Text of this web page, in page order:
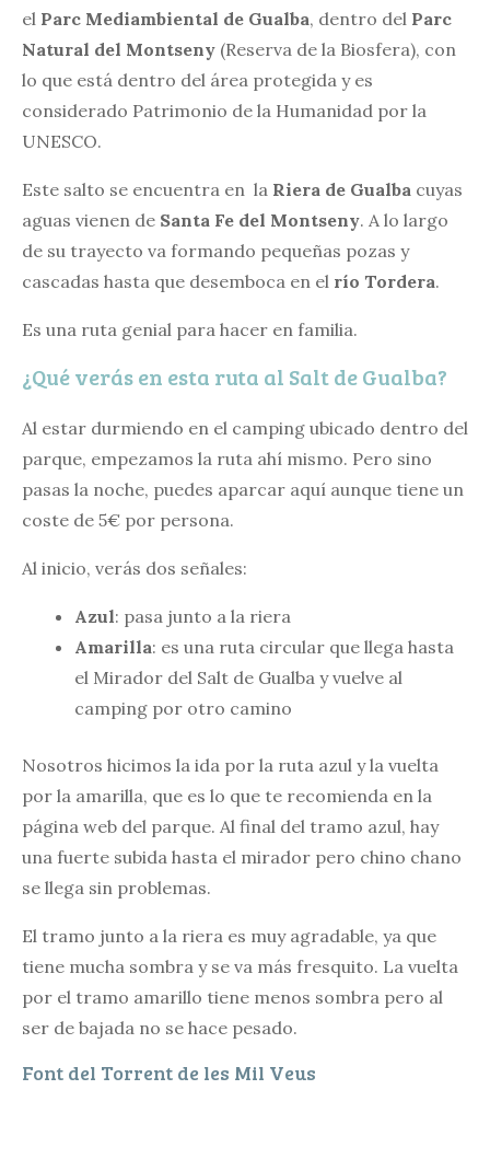
el Parc Mediambiental de Gualba, dentro del Parc
Natural del Montseny (Reserva de la Biosfera), con
lo que está dentro del área protegida y es
considerado Patrimonio de la Humanidad por la
UNESCO.
Este salto se encuentra en la Riera de Gualba cuyas
aguas vienen de Santa Fe del Montseny. A lo largo
de su trayecto va formando pequeñas pozas y
cascadas hasta que desemboca en el río Tordera.
Es una ruta genial para hacer en familia.
¿Qué verás en esta ruta al Salt de Gualba?
Al estar durmiendo en el camping ubicado dentro del
parque, empezamos la ruta ahí mismo. Pero sino
pasas la noche, puedes aparcar aquí aunque tiene un
coste de 5€ por persona.
Al inicio, verás dos señales:
Azul: pasa junto a la riera
Amarilla: es una ruta circular que llega hasta
el Mirador del Salt de Gualba y vuelve al
camping por otro camino
Nosotros hicimos la ida por la ruta azul y la vuelta
por la amarilla, que es lo que te recomienda en la
página web del parque. Al final del tramo azul, hay
una fuerte subida hasta el mirador pero chino chano
se llega sin problemas.
El tramo junto a la riera es muy agradable, ya que
tiene mucha sombra y se va más fresquito. La vuelta
por el tramo amarillo tiene menos sombra pero al
ser de bajada no se hace pesado.
Font del Torrent de les Mil Veus